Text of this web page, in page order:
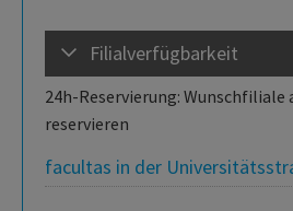
Filialverfügbarkeit
24h-Reservierung: Wunschfiliale
reservieren
facultas in der